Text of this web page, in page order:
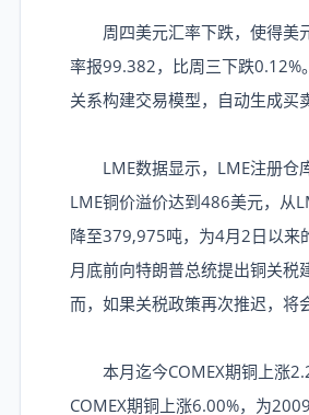
周四美元汇率下跌，使得美元
率报99.382，比周三下跌0.12%
关系构建交易模型，自动生成买
LME数据显示，LME注册仓
LME铜价溢价达到486美元，从
降至379,975吨，为4月2日以来
月底前向特朗普总统提出铜关
而，如果关税政策再次推迟，将
本月迄今COMEX期铜上涨
COMEX期铜上涨6.00%，为